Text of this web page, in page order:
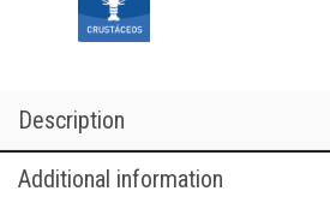
Description
Additional information